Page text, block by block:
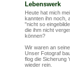
Lebenswerk
Heute hat mich
kannten ihn noch,
"nicht so
die ihm nicht
können?
Wir waren an
Unser Fotograf
flog die Sicherung
wieder rein.